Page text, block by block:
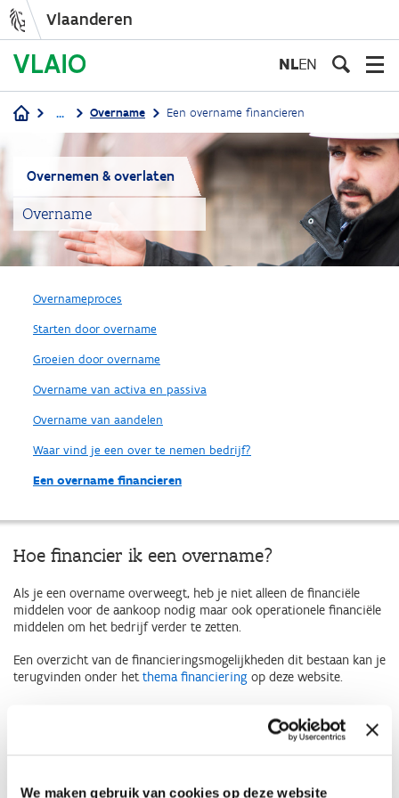
We maken gebruik van cookies op deze website
gaan
Vlaanderen
NLEN
Kruimelpad
... Overname Een overname financieren
Overnemen & overlaten
Overname
Overnameproces
Starten door overname
Groeien door overname
Overname van activa en passiva
Overname van aandelen
Waar vind je een over te nemen bedrijf?
Een overname financieren
Hoe financier ik een overname?
Als je een overname overweegt, heb je niet alleen de financiële
middelen voor de aankoop nodig maar ook operationele financiële
middelen om het bedrijf verder te zetten.
Een overzicht van de financieringsmogelijkheden dit bestaan kan je
terugvinden onder hetthema financiering op deze website.
de bank of kredietverschaffer meer zekerheid wanneer je, als